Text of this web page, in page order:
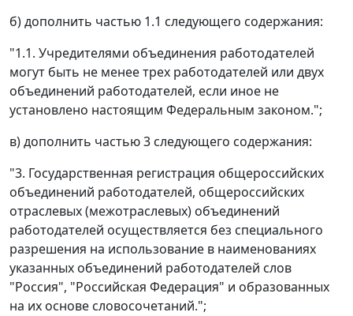
б) дополнить частью 1.1 следующего содержания:
"1.1. Учредителями объединения работодателей
могут быть не менее трех работодателей или двух
объединений работодателей, если иное не
установлено настоящим Федеральным законом.";
в) дополнить частью 3 следующего содержания:
"3. Государственная регистрация общероссийских
объединений работодателей, общероссийских
отраслевых (межотраслевых) объединений
работодателей осуществляется без специального
разрешения на использование в наименованиях
указанных объединений работодателей слов
"Россия", "Российская Федерация" и образованных
на их основе словосочетаний.";